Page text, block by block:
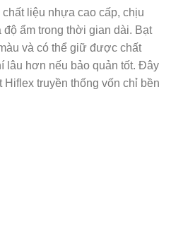
liệu nhựa cao cấp, chịu
ẩm trong thời gian dài. Bạt
và có thể giữ được chất
lâu hơn nếu bảo quản tốt. Đây
truyền thống vốn chỉ bền